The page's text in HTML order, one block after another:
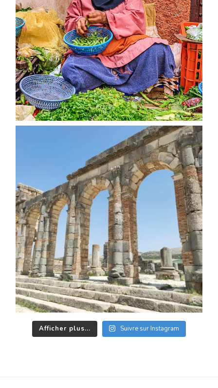
Afficher plus... Suivre sur Instagram